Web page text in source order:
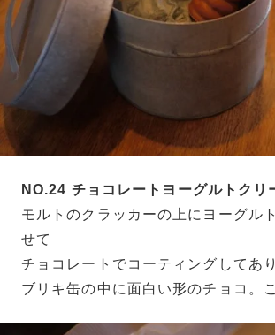
NO.24 チョコレートヨーグルトクリ
モルトのクラッカーの上にヨーグル
せて
チョコレートでコーティングしてあ
ブリキ缶の中に面白い形のチョコ。